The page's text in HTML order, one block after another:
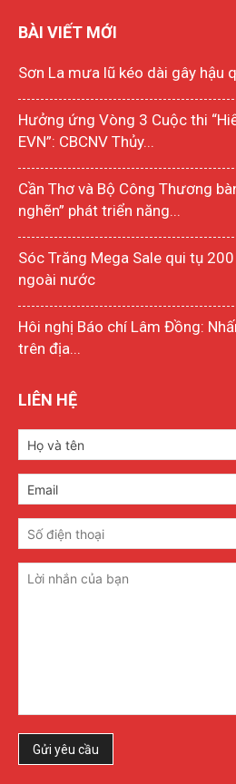
BÀI VIẾT MỚI
Sơn La mưa lũ kéo dài gây hậu
Hưởng ứng Vòng 3 Cuộc thi
EVN”: CBCNV Thủy...
Cần Thơ và Bộ Công Thương
nghẽn” phát triển năng...
Sóc Trăng Mega Sale qui tụ
ngoài nước
Hôi nghị Báo chí Lâm Đồng:
trên địa...
LIÊN HỆ